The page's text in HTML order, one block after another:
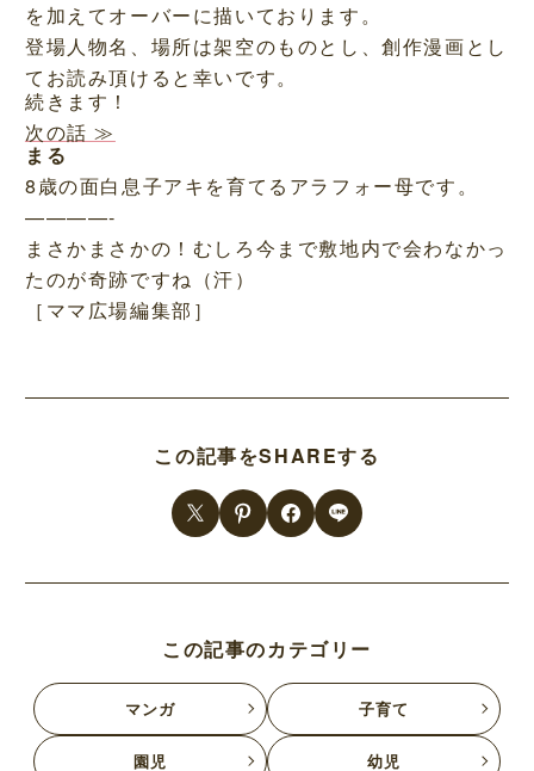
を加えてオーバーに描いております。
登場人物名、場所は架空のものとし、創作漫画とし
てお読み頂けると幸いです。
続きます！
次の話 ≫
まる
8歳の面白息子アキを育てるアラフォー母です。
————-
まさかまさかの！むしろ今まで敷地内で会わなかっ
たのが奇跡ですね（汗）
［ママ広場編集部］
この記事をSHAREする
この記事のカテゴリー
マンガ 子育て
園児 幼児